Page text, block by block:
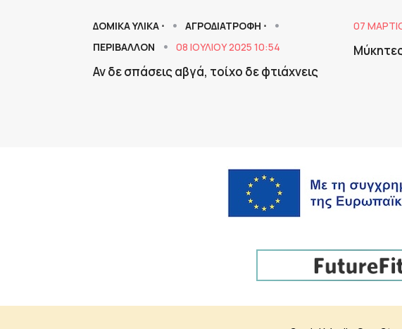
ΔΟΜΙΚΑ ΥΛΙΚΑ ⋅
ΑΓΡΟΔΙΑΤΡΟΦΗ ⋅
ΠΕΡΙΒΑΛΛΟΝ
08 ΙΟΥΛΊΟΥ 2025 10:54
Αν δε σπάσεις αβγά, τοίχο δε φτιάχνεις
07